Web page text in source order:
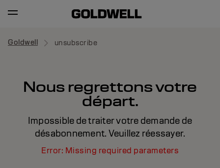
Goldwell unsubscribe
Nous regrettons votre
départ.
Impossible de traiter votre demande de
désabonnement. Veuillez réessayer.
Error: Missing required parameters